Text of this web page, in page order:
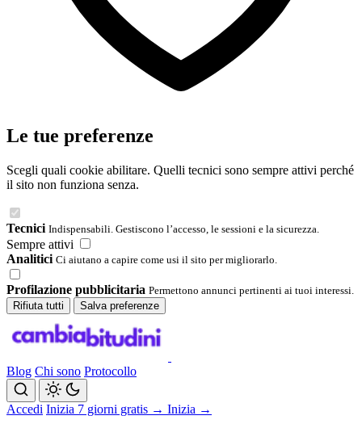
Le tue preferenze
Scegli quali cookie abilitare. Quelli tecnici sono sempre attivi perché
il sito non funziona senza.
Tecnici Indispensabili. Gestiscono l’accesso, le sessioni e la sicurezza.
Sempre attivi
Analitici Ci aiutano a capire come usi il sito per migliorarlo.
Profilazione pubblicitaria Permettono annunci pertinenti ai tuoi interessi.
Rifiuta tutti
Salva preferenze
Blog Chi sono Protocollo
Accedi Inizia 7 giorni gratis → Inizia →